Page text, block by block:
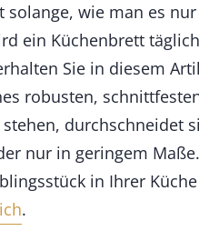
solange, wie man es
ein Küchenbrett
Sie in diesem
robusten,
durchschneidet
nur in geringem
in Ihrer
.